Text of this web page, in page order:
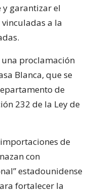
garantizar el
a la
proclamación
Blanca, que se
de
232 de la Ley de
de
con
estadounidense
fortalecer la